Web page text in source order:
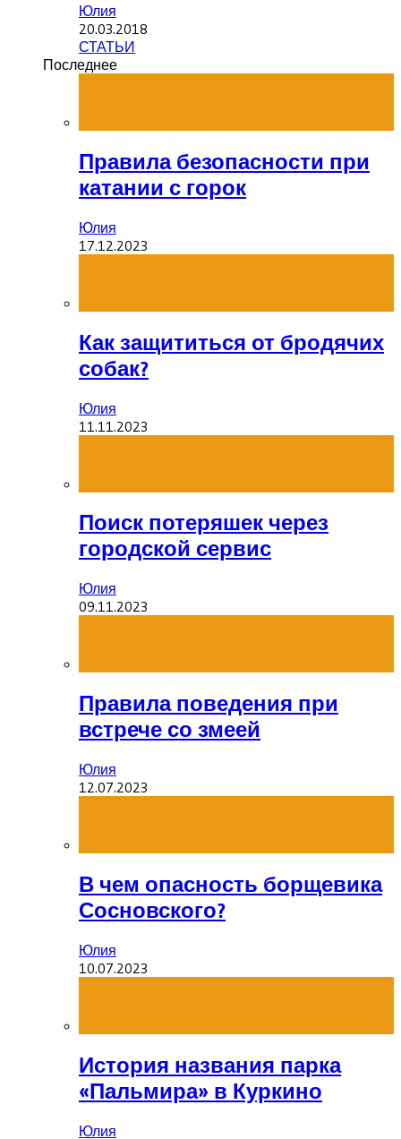
Юлия
20.03.2018
СТАТЬИ
Последнее
Правила безопасности при
катании с горок
Юлия
17.12.2023
Как защититься от бродячих
собак?
Юлия
11.11.2023
Поиск потеряшек через
городской сервис
Юлия
09.11.2023
Правила поведения при
встрече со змеей
Юлия
12.07.2023
В чем опасность борщевика
Сосновского?
Юлия
10.07.2023
История названия парка
«Пальмира» в Куркино
Юлия